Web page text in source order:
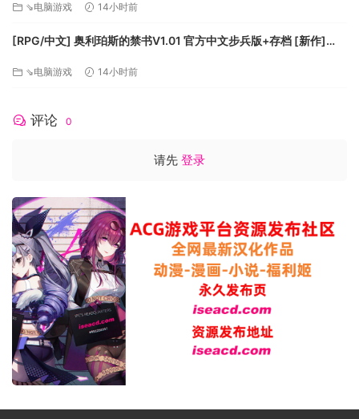
[FM/7.5G/百度]
⇘电脑游戏 14小时前
[RPG/中文] 奥利珀斯的禁书V1.01 官方中文步兵版+存档 [新作]
⇘电脑游戏 14小时前
评论 0
请先 登录